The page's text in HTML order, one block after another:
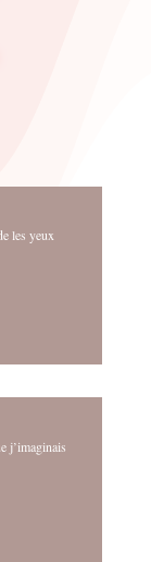
les yeux
j’imaginais